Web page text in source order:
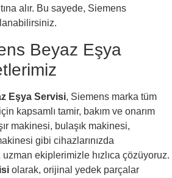
alır. Bu sayede, Siemens
Beyaz Eşya
Eşya Servisi, Siemens marka tüm
kapsamlı tamir, bakım ve onarım
makinesi, bulaşık makinesi,
gibi cihazlarınızda
uzman ekiplerimizle hızlıca çözüyoruz.
olarak, orijinal yedek parçalar